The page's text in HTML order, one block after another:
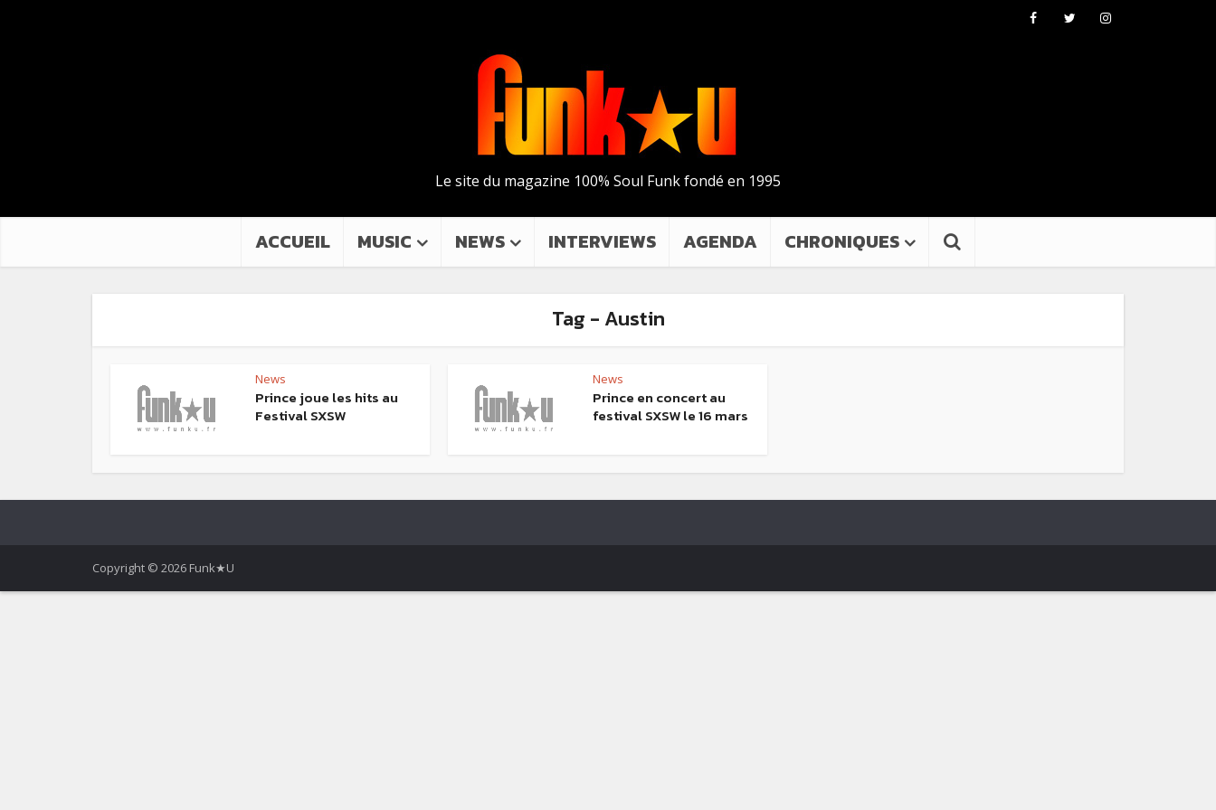
Le site du magazine 100% Soul Funk fondé en 1995
ACCUEIL MUSIC NEWS INTERVIEWS AGENDA CHRONIQUES
Tag - Austin
News
Prince joue les hits au
Festival SXSW
News
Prince en concert au
festival SXSW le 16 mars
Copyright © 2026 Funk★U